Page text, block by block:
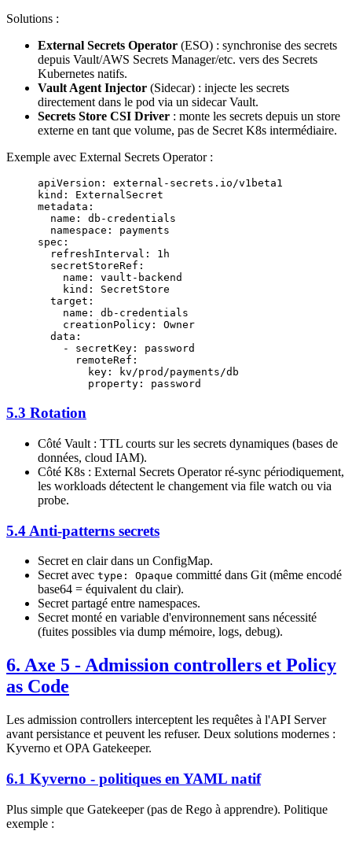
Solutions :
External Secrets Operator (ESO) : synchronise des secrets
depuis Vault/AWS Secrets Manager/etc. vers des Secrets
Kubernetes natifs.
Vault Agent Injector (Sidecar) : injecte les secrets
directement dans le pod via un sidecar Vault.
Secrets Store CSI Driver : monte les secrets depuis un store
externe en tant que volume, pas de Secret K8s intermédiaire.
Exemple avec External Secrets Operator :
apiVersion : external-secrets.io/v1beta1
kind : ExternalSecret
metadata :
  name
: db-credentials
  namespace
: payments
spec :
  refreshInterval
: 1h
  secretStoreRef
:
    name
: vault-backend
    kind
: SecretStore
  target
:
    name
: db-credentials
    creationPolicy
: Owner
  data
:
    -
secretKey : password
      remoteRef
:
        key
:
kv/prod/payments/db
        property
: password
5.3 Rotation
Côté Vault : TTL courts sur les secrets dynamiques (bases de
données, cloud IAM).
Côté K8s : External Secrets Operator ré-sync périodiquement,
les workloads détectent le changement via file watch ou via
probe.
5.4 Anti-patterns secrets
Secret en clair dans un ConfigMap.
Secret avec type: Opaque committé dans Git (même encodé
base64 = équivalent du clair).
Secret partagé entre namespaces.
Secret monté en variable d'environnement sans nécessité
(fuites possibles via dump mémoire, logs, debug).
6. Axe 5 - Admission controllers et Policy
as Code
Les admission controllers interceptent les requêtes à l'API Server
avant persistance et peuvent les refuser. Deux solutions modernes :
Kyverno et OPA Gatekeeper.
6.1 Kyverno - politiques en YAML natif
Plus simple que Gatekeeper (pas de Rego à apprendre). Politique
exemple :